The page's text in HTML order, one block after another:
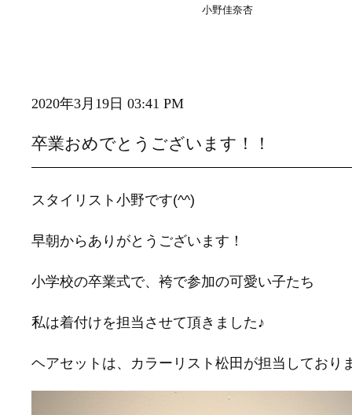
小野佳奈杏
2020年3月19日 03:41 PM
卒業おめでとうございます！！
スタイリスト小野です(^^)
早朝からありがとうございます！
小学校の卒業式で、袴で参加の可愛い子たち
私は着付けを担当させて頂きました♪
ヘアセットは、カラーリスト松田が担当しており